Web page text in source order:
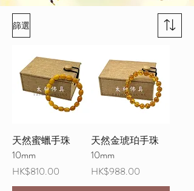
篩選
天然蜜蠟手珠
10mm
價格
HK$810.00
天然金琥珀手珠
10mm
價格
HK$988.00